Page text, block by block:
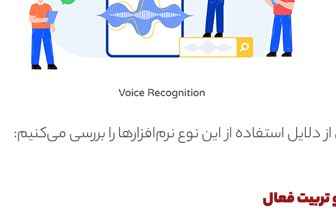
دلایل استفاده از این نوع نرم‌افزارها را بررسی می‌کنیم:
تربیت فعال